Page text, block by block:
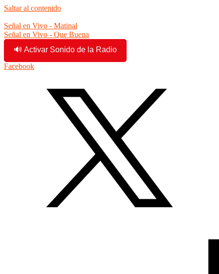
Saltar al contenido
Señal en Vivo - Matinal
Señal en Vivo - Que Buena
🔊 Activar Sonido de la Radio
Facebook